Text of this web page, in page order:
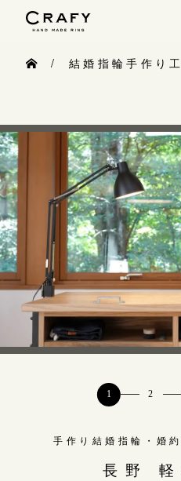
指輪制作の流れ
オーダーメイド 結婚
指輪作品集
インタビュー
工房一覧
よくあるご質問
アフターケア・保証
結婚指輪手作り
手作り指輪作品
お問い合わせ
お客様インタビ
指輪のハンド
CRAFYについ
手作り結婚指輪・婚
長野 軽
手作り結婚指輪・婚
長野 軽
10:00～
年末年
目黒本店
表参道店
吉祥寺店